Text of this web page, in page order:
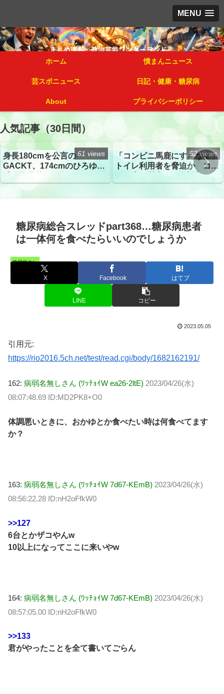
MENU
ホーム 憤まんニュース
芸スポニュース 日記・健康・糖尿病
About プライバシーポリシー
人気記事（30日間）
身長180cmを公言の
GACKT、174cmのひろゆき
トざわつき イベントでの写
真が話題
61 views
「コンビニ馬鹿にすんなよ」
トイレ利用者を脅迫か コン
52 views
糖尿病総合スレッドpart368…糖尿病患者
は一体何を食べたらいいのでしょうか
糖尿病スレ
X Facebook はてブ
LINE コピー
2023.05.05
引用元:
https://rio2016.5ch.net/test/read.cgi/body/1682162191/
162: 病弱名無しさん (ﾜｯﾁｮｲW ea26-2ltE) 2023/04/26(水)
08:07:48.69 ID:MD2PK8+O0
体調悪いときに、おかゆとか食べたい時は何食べてます
か？
163: 病弱名無しさん (ﾜｯﾁｮｲW 7d67-KEmB) 2023/04/26(水)
08:56:22.28 ID:nH2oFfkW0
>>127
6台とかザコやんw
10以上になってここに来いやw
164: 病弱名無しさん (ﾜｯﾁｮｲW 7d67-KEmB) 2023/04/26(水)
08:57:05.00 ID:nH2oFfkW0
>>133
君がやったことを全て書いてごらん